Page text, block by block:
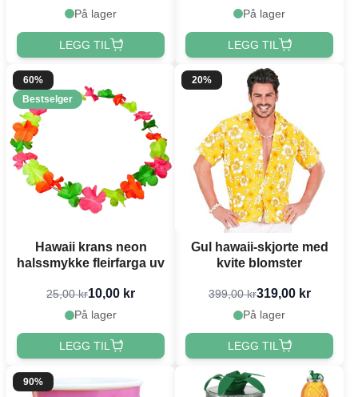
På lager
LEGG TIL
På lager
LEGG TIL
60%
Bestselger
Hawaii krans neon
halssmykke fleirfarga uv
25,00 kr10,00 kr
På lager
LEGG TIL
20%
Gul hawaii-skjorte med
kvite blomster
399,00 kr319,00 kr
På lager
LEGG TIL
90%